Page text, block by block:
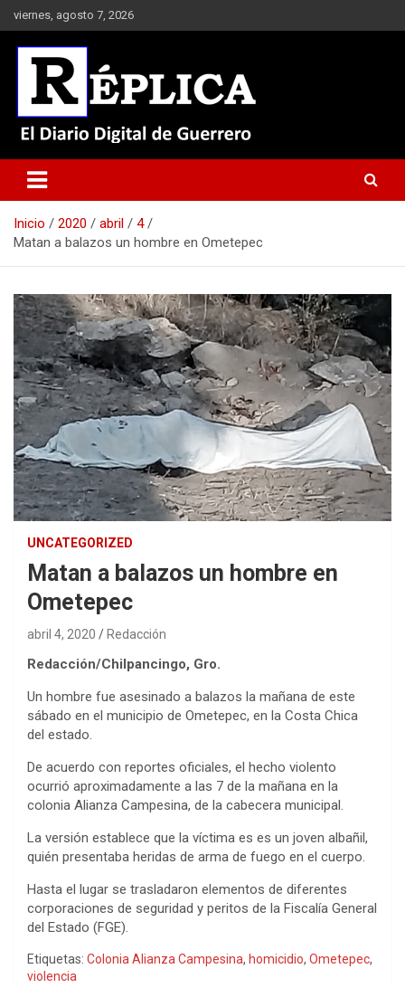
Saltar
al
contenido
viernes, agosto 7, 2026
Réplica
Inicio 2020 abril
4
Matan a balazos un hombre en Ometepec
UNCATEGORIZED
Matan a balazos un hombre en
Ometepec
abril 4, 2020 Redacción
Redacción/Chilpancingo, Gro.
Un hombre fue asesinado a balazos la mañana de este
sábado en el municipio de Ometepec, en la Costa Chica
del estado.
De acuerdo con reportes oficiales, el hecho violento
ocurrió aproximadamente a las 7 de la mañana en la
colonia Alianza Campesina, de la cabecera municipal.
La versión establece que la víctima es es un joven albañil,
quién presentaba heridas de arma de fuego en el cuerpo.
Hasta el lugar se trasladaron elementos de diferentes
corporaciones de seguridad y peritos de la Fiscalía General
del Estado (FGE).
Etiquetas: Colonia Alianza Campesina, homicidio, Ometepec,
violencia